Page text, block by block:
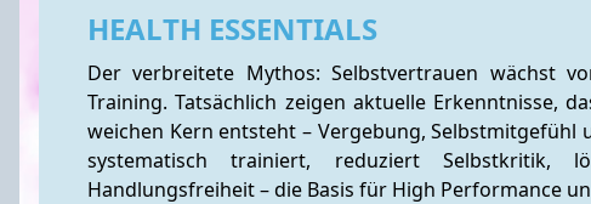
HEALTH ESSENTIALS
Der verbreitete Mythos: Selbstvertrauen wächst
Training. Tatsächlich zeigen aktuelle Erkenntnisse,
weichen Kern entsteht – Vergebung, Selbstmitgefühl
systematisch trainiert, reduziert Selbstkritik,
Handlungsfreiheit – die Basis für High Performance